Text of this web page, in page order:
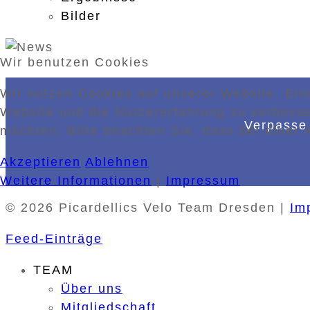
Bilder
Verpasse
© 2026 Picardellics Velo Team Dresden |
Feed-Einträge
TEAM
Über uns
Mitgliedschaft
Wir benutzen Cookies
Wir nutzen Cookies auf unserer Website.
Website und die Nutzererfahrung zu
möchten. Bitte beachten Sie, dass bei einer
Akzeptieren Ablehnen
Weitere Informationen
Impressum